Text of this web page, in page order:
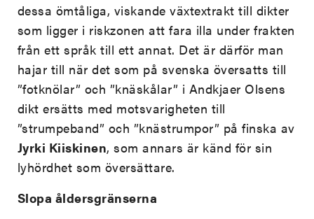
dessa ömtåliga, viskande växtextrakt till dikter
som ligger i riskzonen att fara illa under frakten
från ett språk till ett annat. Det är därför man
hajar till när det som på svenska översatts till
”fotknölar” och ”knäskålar” i Andkjaer Olsens
dikt ersätts med motsvarigheten till
”strumpeband” och ”knästrumpor” på finska av
Jyrki Kiiskinen, som annars är känd för sin
lyhördhet som översättare.
Slopa åldersgränserna